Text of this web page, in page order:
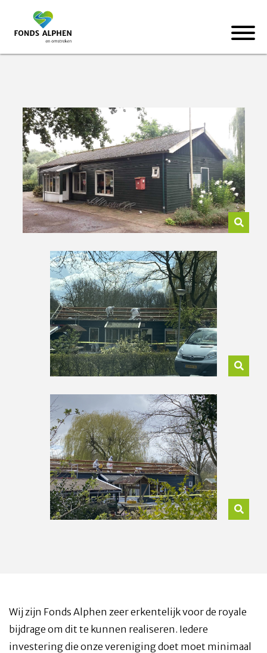
Wij zijn Fonds Alphen zeer erkentelijk voor de royale
bijdrage om dit te kunnen realiseren. Iedere
investering die onze vereniging doet moet minimaal